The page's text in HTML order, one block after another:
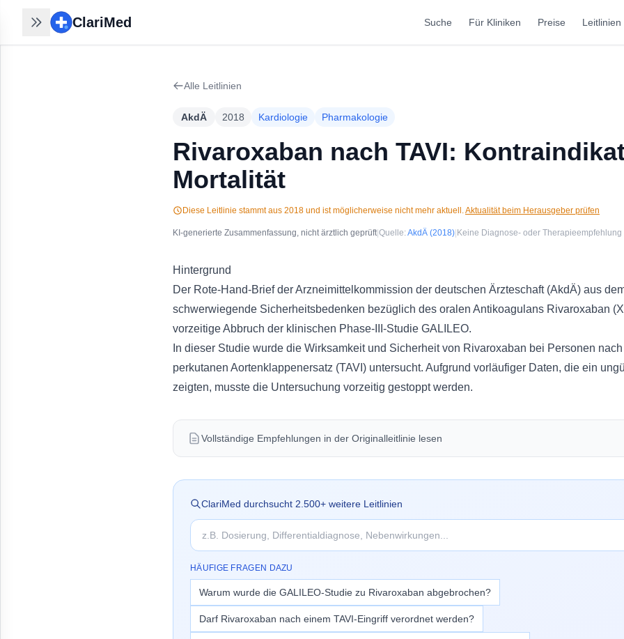
ClariMedClariMed Suche Für Kliniken Preise Leitlinien
Alle Leitlinien
AkdÄ 2018 Kardiologie Pharmakologie
Rivaroxaban nach TAVI:
Mortalität
Diese Leitlinie stammt aus 2018 und ist möglicherweise nicht mehr aktuell.Aktualität beim Herausgeber prüfen
KI-generierte Zusammenfassung, nicht ärztlich geprüft|Quelle: AkdÄ (2018) Keine Diagnose- oder Therapieempfehlung
Hintergrund
Der Rote-Hand-Brief der Arzneimittelkommission der deutschen Ärzteschaft (AkdÄ) aus
schwerwiegende Sicherheitsbedenken bezüglich des oralen Antikoagulans Rivaroxaban
vorzeitige Abbruch der klinischen Phase-III-Studie GALILEO.
In dieser Studie wurde die Wirksamkeit und Sicherheit von Rivaroxaban bei Personen
perkutanen Aortenklappenersatz (TAVI) untersucht. Aufgrund vorläufiger Daten, die ein
zeigten, musste die Untersuchung vorzeitig gestoppt werden.
Vollständige Empfehlungen in der Originalleitlinie lesen
ClariMed durchsucht 2.500+ weitere Leitlinien
HÄUFIGE FRAGEN DAZU
Warum wurde die GALILEO-Studie zu Rivaroxaban abgebrochen?
Darf Rivaroxaban nach einem TAVI-Eingriff verordnet werden?